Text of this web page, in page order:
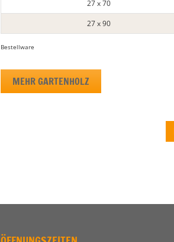
27 x 70
27 x 90
Bestellware
MEHR GARTENHOLZ